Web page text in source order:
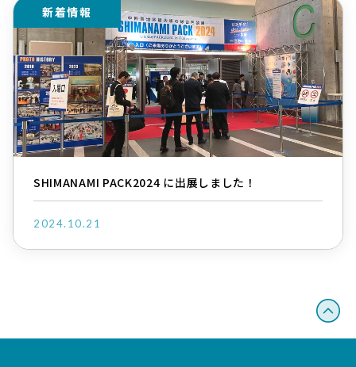
新着情報
SHIMANAMI PACK2024 に出展しました！
2024.10.21